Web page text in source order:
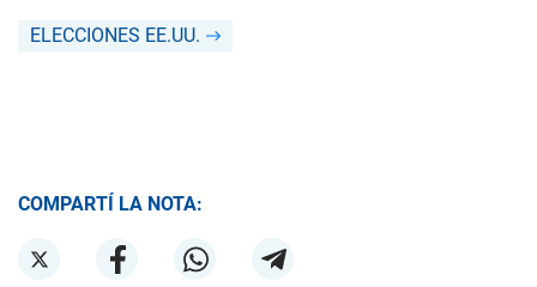
ELECCIONES EE.UU.
COMPARTÍ LA NOTA: